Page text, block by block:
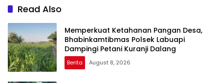
Read Also
Memperkuat Ketahanan Pangan Desa,
Bhabinkamtibmas Polsek Labuapi
Dampingi Petani Kuranji Dalang
Berita August 8, 2026